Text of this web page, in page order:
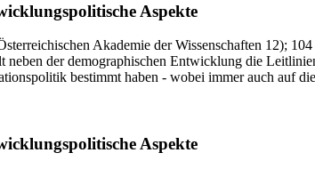
Aspekte
Akademie der Wissenschaften 12); 104
der demographischen Entwicklung die
bestimmt haben - wobei immer auch auf
Aspekte